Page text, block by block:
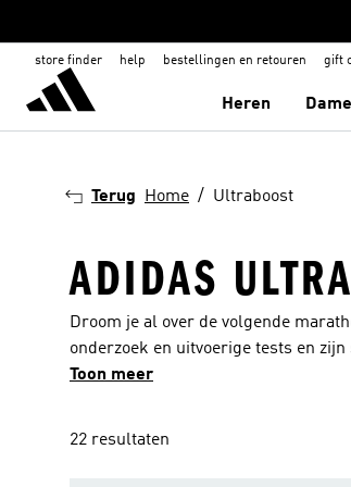
store finder help bestellingen en retouren gift
Heren
Terug Home Ultraboost
ADIDAS
Droom je al over de volgende
onderzoek en uitvoerige tests en
willen halen. Onze Ultraboost-
Toon meer
22 resultaten